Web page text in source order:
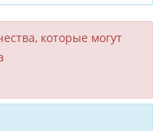
кото­рые могут